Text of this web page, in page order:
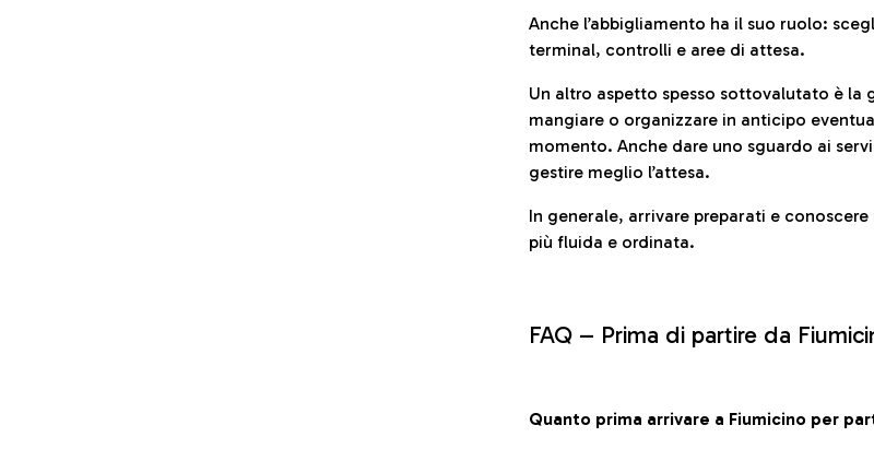
Anche l’abbigliamento ha il suo ruolo:
terminal, controlli e aree di attesa.
Un altro aspetto spesso sottovalutato è la
mangiare o organizzare in anticipo
momento. Anche dare uno sguardo ai
gestire meglio l’attesa.
In generale, arrivare preparati e
più fluida e ordinata.
FAQ – Prima di partire da
Quanto prima arrivare a Fiumicino per